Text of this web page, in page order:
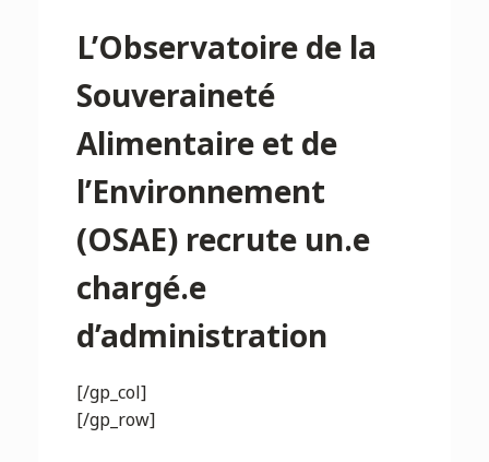
L’Observatoire de la
Souveraineté
Alimentaire et de
l’Environnement
(OSAE) recrute un.e
chargé.e
d’administration
[/gp_col]
[/gp_row]